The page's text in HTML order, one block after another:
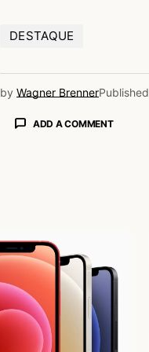
DESTAQUE
by Wagner BrennerPublished
ADD A COMMENT